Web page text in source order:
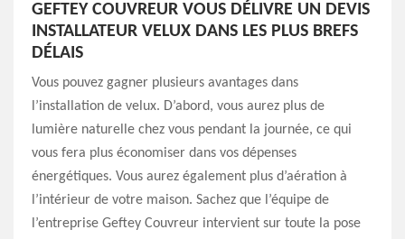
GEFTEY COUVREUR VOUS DÉLIVRE UN DEVIS
INSTALLATEUR VELUX DANS LES PLUS BREFS
DÉLAIS
Vous pouvez gagner plusieurs avantages dans
l’installation de velux. D’abord, vous aurez plus de
lumière naturelle chez vous pendant la journée, ce qui
vous fera plus économiser dans vos dépenses
énergétiques. Vous aurez également plus d’aération à
l’intérieur de votre maison. Sachez que l’équipe de
l’entreprise Geftey Couvreur intervient sur toute la pose